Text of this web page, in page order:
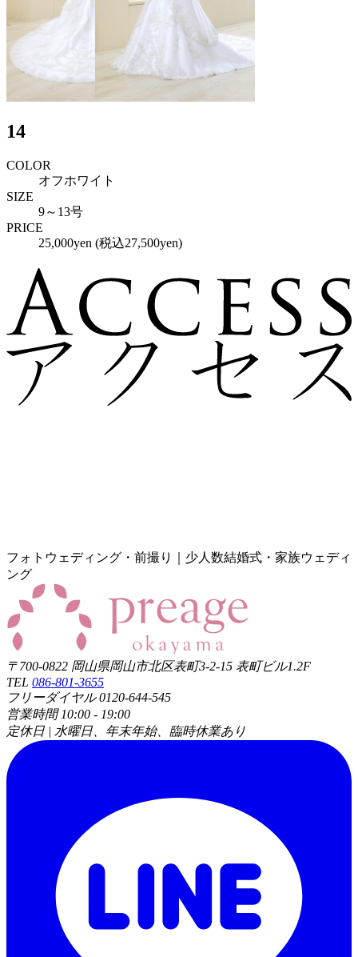
14
COLOR
オフホワイト
SIZE
9～13号
PRICE
25,000yen (税込27,500yen)
フォトウェディング・前撮り｜少人数結婚式・家族ウェディ
ング
〒700-0822 岡山県岡山市北区表町3-2-15 表町ビル1.2F
TEL 086-801-3655
フリーダイヤル 0120-644-545
営業時間 10:00 - 19:00
定休日 | 水曜日、年末年始、臨時休業あり